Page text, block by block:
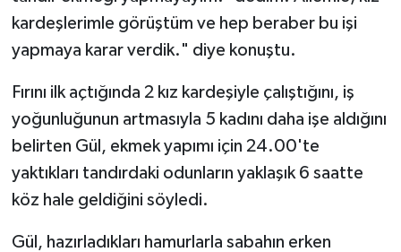
kardeşlerimle görüştüm ve hep beraber bu işi
yapmaya karar verdik." diye konuştu.
Fırını ilk açtığında 2 kız kardeşiyle çalıştığını, iş
yoğunluğunun artmasıyla 5 kadını daha işe aldığını
belirten Gül, ekmek yapımı için 24.00'te
yaktıkları tandırdaki odunların yaklaşık 6 saatte
köz hale geldiğini söyledi.
Gül, hazırladıkları hamurlarla sabahın erken